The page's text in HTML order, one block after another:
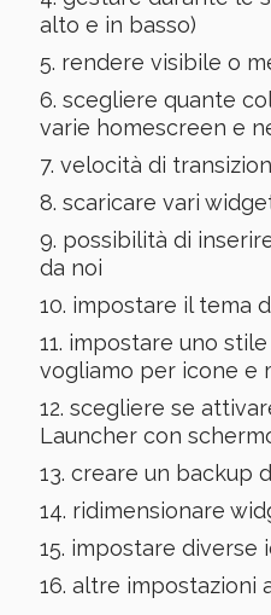
alto e in basso)
rendere visibile o
scegliere quante
varie homescreen e
velocità di
scaricare vari
possibilità di
da noi
impostare il tema
impostare uno
vogliamo per icone e
scegliere se
Launcher con
creare un backup
ridimensionare
impostare diverse
altre impostazioni